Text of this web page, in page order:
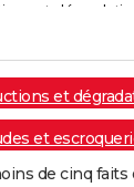
et
et
et
de cinq faits